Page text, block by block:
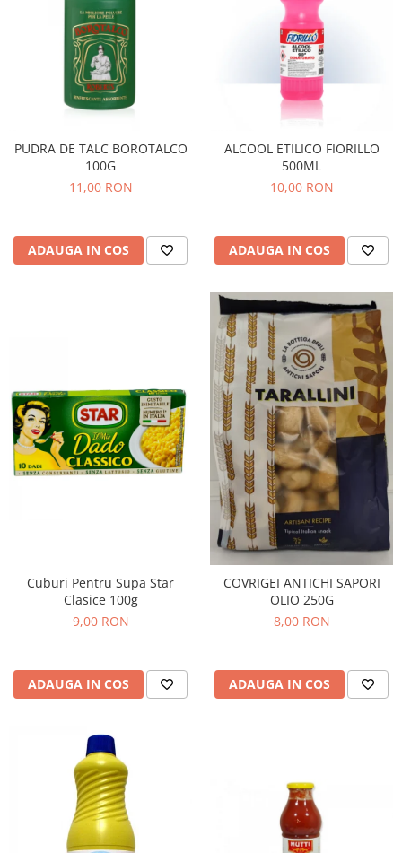
PUDRA DE TALC BOROTALCO
100G
11,00 RON
ADAUGA IN COS
ALCOOL ETILICO FIORILLO
500ML
10,00 RON
ADAUGA IN COS
Cuburi Pentru Supa Star
Clasice 100g
9,00 RON
ADAUGA IN COS
COVRIGEI ANTICHI SAPORI
OLIO 250G
8,00 RON
ADAUGA IN COS